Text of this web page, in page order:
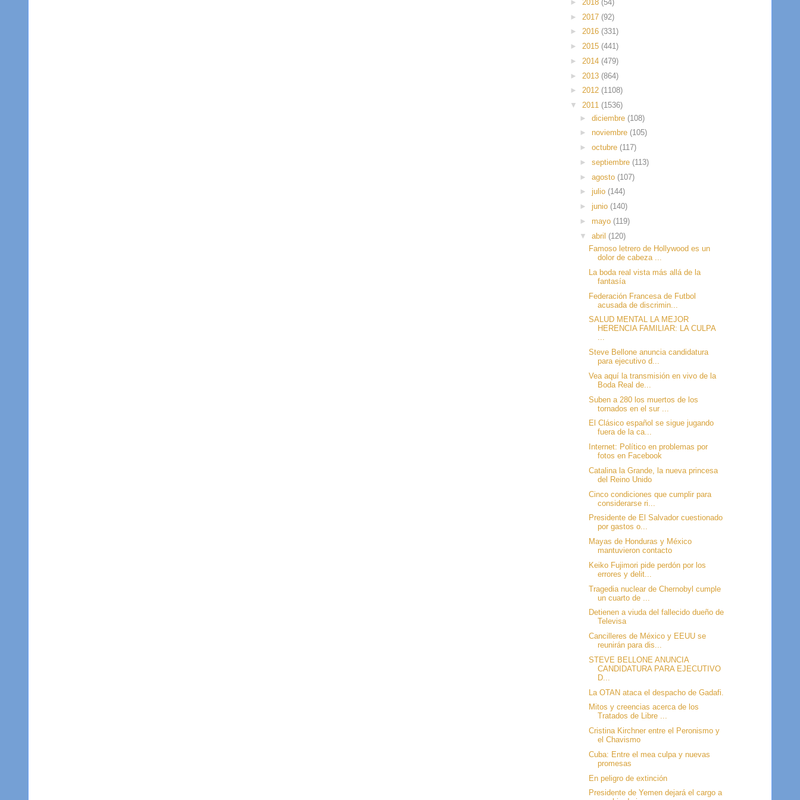
► 2018 (54)
► 2017 (92)
► 2016 (331)
► 2015 (441)
► 2014 (479)
► 2013 (864)
► 2012 (1108)
▼ 2011 (1536)
► diciembre (108)
► noviembre (105)
► octubre (117)
► septiembre (113)
► agosto (107)
► julio (144)
► junio (140)
► mayo (119)
▼ abril (120)
Famoso letrero de Hollywood es un
dolor de cabeza ...
La boda real vista más allá de la
fantasía
Federación Francesa de Futbol
acusada de discrimin...
SALUD MENTAL LA MEJOR
HERENCIA FAMILIAR: LA CULPA
...
Steve Bellone anuncia candidatura
para ejecutivo d...
Vea aquí la transmisión en vivo de la
Boda Real de...
Suben a 280 los muertos de los
tornados en el sur ...
El Clásico español se sigue jugando
fuera de la ca...
Internet: Político en problemas por
fotos en Facebook
Catalina la Grande, la nueva princesa
del Reino Unido
Cinco condiciones que cumplir para
considerarse ri...
Presidente de El Salvador cuestionado
por gastos o...
Mayas de Honduras y México
mantuvieron contacto
Keiko Fujimori pide perdón por los
errores y delit...
Tragedia nuclear de Chernobyl cumple
un cuarto de ...
Detienen a viuda del fallecido dueño de
Televisa
Cancilleres de México y EEUU se
reunirán para dis...
STEVE BELLONE ANUNCIA
CANDIDATURA PARA EJECUTIVO
D...
La OTAN ataca el despacho de Gadafi.
Mitos y creencias acerca de los
Tratados de Libre ...
Cristina Kirchner entre el Peronismo y
el Chavismo
Cuba: Entre el mea culpa y nuevas
promesas
En peligro de extinción
Presidente de Yemen dejará el cargo a